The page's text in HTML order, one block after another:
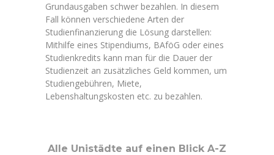
Grundausgaben schwer bezahlen. In diesem
Fall können verschiedene Arten der
Studienfinanzierung die Lösung darstellen:
Mithilfe eines Stipendiums, BAföG oder eines
Studienkredits kann man für die Dauer der
Studienzeit an zusätzliches Geld kommen, um
Studiengebühren, Miete,
Lebenshaltungskosten etc. zu bezahlen.
Alle Unistädte auf einen Blick A-Z